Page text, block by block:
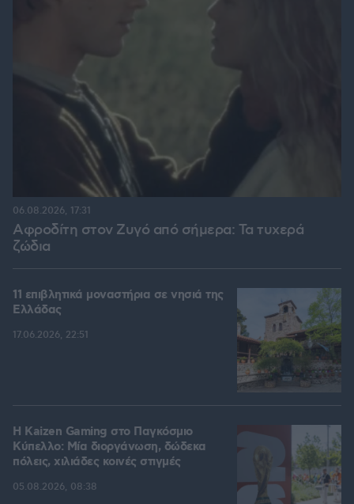
Αφροδίτη στον Ζυγό από σήμερα: Τα τυχερά
ζώδια
06.08.2026, 17:31
11 επιβλητικά μοναστήρια σε νησιά της
Ελλάδας
17.06.2026, 22:51
H Kaizen Gaming στο Παγκόσμιο
Kύπελλο: Μία διοργάνωση, δώδεκα
πόλεις, χιλιάδες κοινές στιγμές
05.08.2026, 08:38